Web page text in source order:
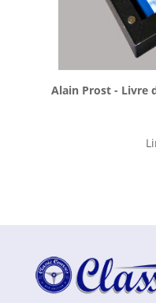
Alain Prost - Livre